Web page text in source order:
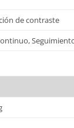
de contraste